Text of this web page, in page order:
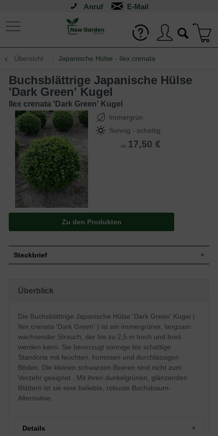
Anruf
Übersicht Japanische Hülse - Ilex crenata
Buchsblättrige Japanische Hülse
'Dark Green' Kugel
Ilex crenata 'Dark Green' Kugel
Immergrün
Sonnig - schattig
ab 17,50 €
Zu den Produkten
Steckbrief
Immergrün, wechselständig, oval lanzettlich,
dunkelgrün und leicht glänzend, ca. 2 cm
Frucht
Kleine schwarze kugelige Beeren, nicht zum
Verzehr geeignet
Blüte
Cremeweiß
Blütezeit
Mai - Juni
Boden
Relativ anspruchslos, bevorzugt feuchte,
nahrhafte, humose und durchlässige Böden,
Überblick
Die Buchsblättrige Japanische Hülse 'Dark Green' Kugel (
Ilex crenata 'Dark Green' ) ist ein immergrüner, langsam
wachsender Strauch, der bis zu 2,5 m hoch und breit
werden kann. Sie bevorzugt sonnige bis schattige
Standorte mit feuchten, humosen und durchlässigen
Böden. Die kleinen schwarzen Beeren sind nicht zum
Verzehr geeignet . Mit ihren dunkelgrünen, glänzenden
Blättern ist sie eine beliebte, robuste Buchsbaum-
Alternative .
Details